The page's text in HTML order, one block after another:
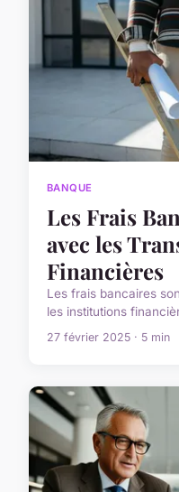
BANQUE
Les Frais
avec les
Financières
Les frais bancaires
les institutions
27 février 2025 · 5 min